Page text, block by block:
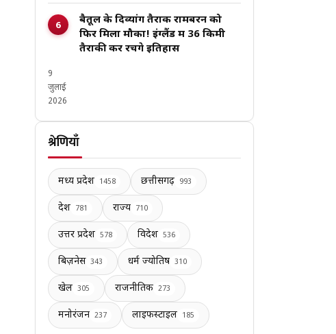
बैतूल के दिव्यांग तैराक रामबरन को
फिर मिला मौका! इंग्लैंड में 36 किमी
तैराकी कर रचेंगे इतिहास
9
जुलाई
2026
श्रेणियाँ
मध्य प्रदेश 1458 छत्तीसगढ़ 993
देश 781 राज्य 710
उत्तर प्रदेश 578 विदेश 536
बिज़नेस 343 धर्म ज्योतिष 310
खेल 305 राजनीतिक 273
मनोरंजन 237 लाइफस्टाइल 185